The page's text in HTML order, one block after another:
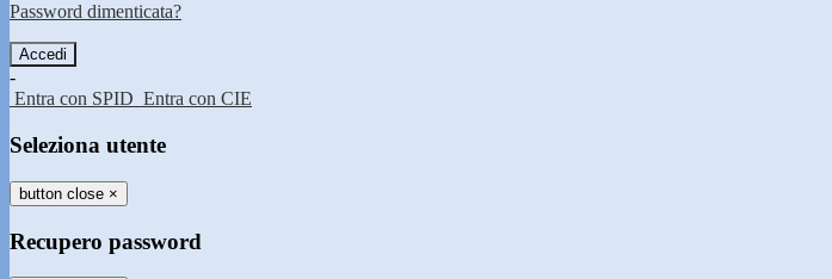
Password dimenticata?
-
Entra con SPID Entra con CIE
Seleziona utente
button close ×
Recupero password